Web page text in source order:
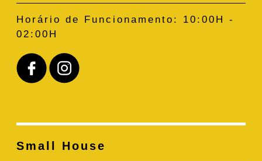
Horário de Funcionamento:
10:00H -
02:00H
Small House